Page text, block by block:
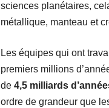
sciences planétaires,
métallique, manteau et
Les équipes qui ont
premiers millions
de 4,5 milliards
ordre de grandeur que